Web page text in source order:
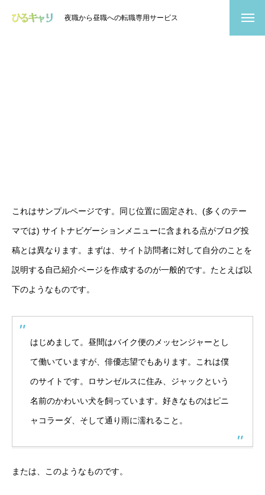
夜職から昼職への転職専用サービス
これはサンプルページです。同じ位置に固定され、(多くのテー
マでは) サイトナビゲーションメニューに含まれる点がブログ投
稿とは異なります。まずは、サイト訪問者に対して自分のことを
説明する自己紹介ページを作成するのが一般的です。たとえば以
下のようなものです。
はじめまして。昼間はバイク便のメッセンジャーとし
て働いていますが、俳優志望でもあります。これは僕
のサイトです。ロサンゼルスに住み、ジャックという
名前のかわいい犬を飼っています。好きなものはピニ
ャコラーダ、そして通り雨に濡れること。
または、このようなものです。